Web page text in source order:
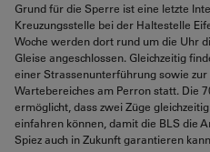
Grund für die Sperre ist eine letzte
Kreuzungsstelle bei der Haltestelle
Woche werden dort rund um die Uhr
Gleise angeschlossen. Gleichzeitig
einer Strassenunterführung sowie
Wartebereiches am Perron statt. Die
ermöglicht, dass zwei Züge
einfahren können, damit die BLS die
Spiez auch in Zukunft garantieren